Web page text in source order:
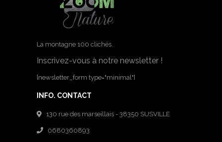
La montagne 100 clichés.
Inscrivez-vous à notre newsletter !
[newsletter_form type="minimal"]
INFO. CONTACT
130 rue des marseillais - 38350 SUSVILLE
0680360893